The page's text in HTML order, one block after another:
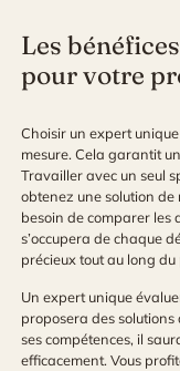
Les
pour votre
Choisir un expert
mesure. Cela garantit
Travailler avec un seul
obtenez une solution
besoin de comparer les
s’occupera de chaque
précieux tout au long du
Un expert unique
proposera des solutions
ses compétences, il
efficacement. Vous